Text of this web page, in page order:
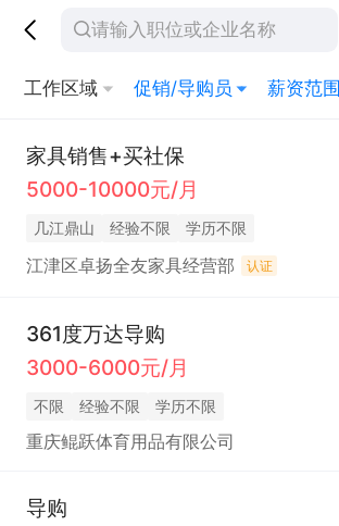
工作区域 促销/导购员 薪资范围
家具销售+买社保
5000-10000元/月
几江鼎山 经验不限 学历不限
江津区卓扬全友家具经营部 认证
361度万达导购
3000-6000元/月
不限 经验不限 学历不限
重庆鲲跃体育用品有限公司
导购